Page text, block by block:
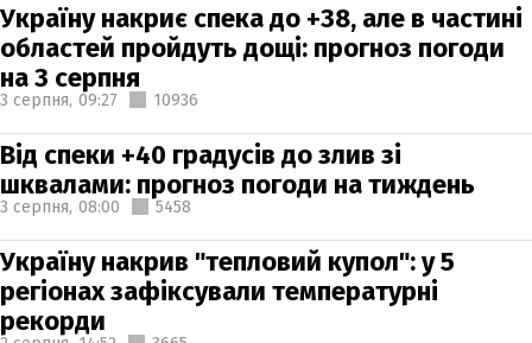
Україну накриє спека до +38, але в частині
областей пройдуть дощі: прогноз погоди
на 3 серпня
3 серпня, 09:27 10936
Від спеки +40 градусів до злив зі
шквалами: прогноз погоди на тиждень
3 серпня, 08:00 5458
Україну накрив "тепловий купол": у 5
регіонах зафіксували температурні
рекорди